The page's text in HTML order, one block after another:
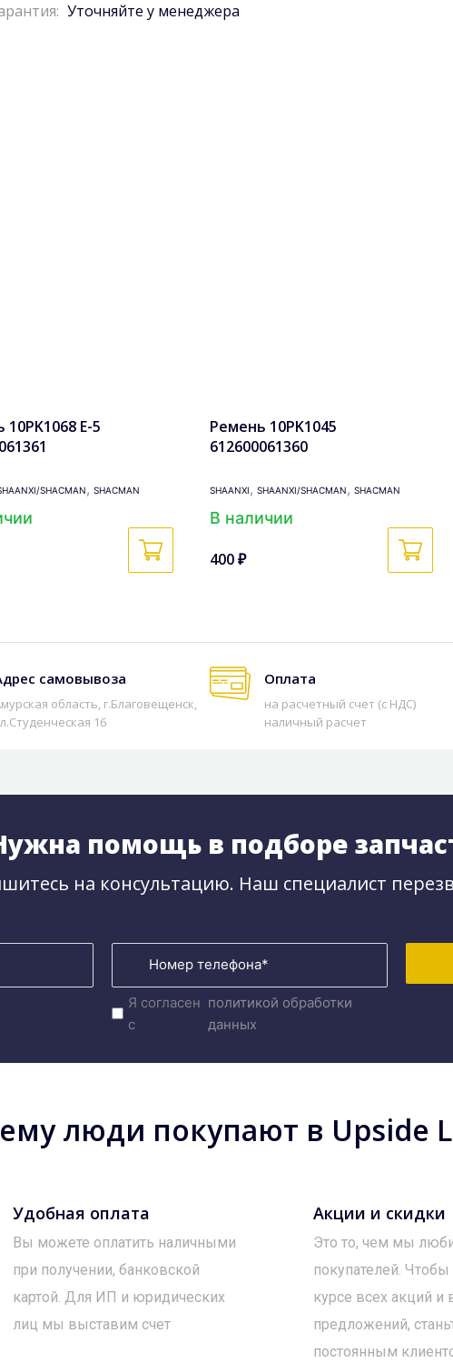
Уточняйте у менеджера
Е-5
SHACMAN, SHACMAN
Ремень 10PK1045
612600061360
SHAANXI, SHAANXI/SHACMAN, SHACMAN
В наличии
400 ₽
самовывоза
область, г.Благовещенск,
16
Оплата
на расчетный счет (с НДС)
наличный расчет
помощь в подборе
на консультацию. Наш специалист
Я согласен
с
политикой обработки
данных
люди покупают в Upside
Удобная оплата
Вы можете оплатить наличными
при получении, банковской
картой. Для ИП и юридических
лиц мы выставим счет
Акции и скидки
Это то, чем мы
покупателей.
курсе всех акций и
предложений,
постоянным